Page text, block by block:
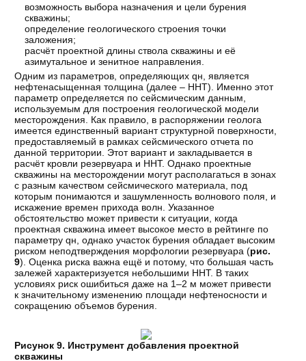
возможность выбора назначения и цели бурения
скважины;
определение геологического строения точки
заложения;
расчёт проектной длины ствола скважины и её
азимутальное и зенитное направления.
Одним из параметров, определяющих qн, является
нефтенасыщенная толщина (далее – ННТ). Именно этот
параметр определяется по сейсмическим данным,
используемым для построения геологической модели
месторождения. Как правило, в распоряжении геолога
имеется единственный вариант структурной поверхности,
предоставляемый в рамках сейсмического отчета по
данной территории. Этот вариант и закладывается в
расчёт кровли резервуара и ННТ. Однако проектные
скважины на месторождении могут располагаться в зонах
с разным качеством сейсмического материала, под
которым понимаются и зашумленность волнового поля, и
искажение времен прихода волн. Указанное
обстоятельство может привести к ситуации, когда
проектная скважина имеет высокое место в рейтинге по
параметру qн, однако участок бурения обладает высоким
риском неподтверждения морфологии резервуара (рис.
9). Оценка риска важна ещё и потому, что большая часть
залежей характеризуется небольшими ННТ. В таких
условиях риск ошибиться даже на 1–2 м может привести
к значительному изменению площади нефтеносности и
сокращению объемов бурения.
Рисунок 9. Инструмент добавления проектной
скважины